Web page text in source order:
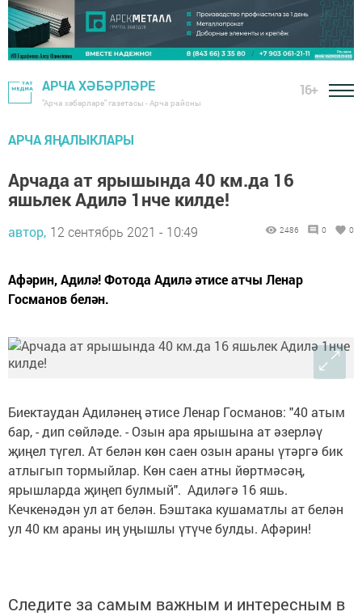
АРЧА ХӘБӘРЛӘРЕ
"Арча хәбәрләре" газетасы - Арча районы
16+
АРЧА ЯҢАЛЫКЛАРЫ
Арчада ат ярышында 40 км.да 16
яшьлек Адилә 1нче килде!
автор, 12 сентябрь 2021 - 10:49 2486 0 0
Афәрин, Адилә! Фотода Адилә әтисе атчы Ленар
Госманов белән.
Биектаудан Адиләнең әтисе Ленар Госманов: "40 атым
бар, - дип сөйләде. - Озын ара ярышына ат әзерләү
җиңел түгел. Ат белән көн саен озын араны үтәргә бик
атлыгып тормыйлар. Көн саен атны йөртмәсәң,
ярышларда җиңеп булмый". Адиләгә 16 яшь.
Кечкенәдән ул ат белән. Бэштака кушаматлы ат белән
ул 40 км араны иң уңышлы үтүче булды. Афәрин!
Следите за самым важным и интересным в